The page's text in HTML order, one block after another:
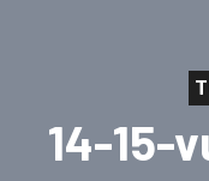
14-15-